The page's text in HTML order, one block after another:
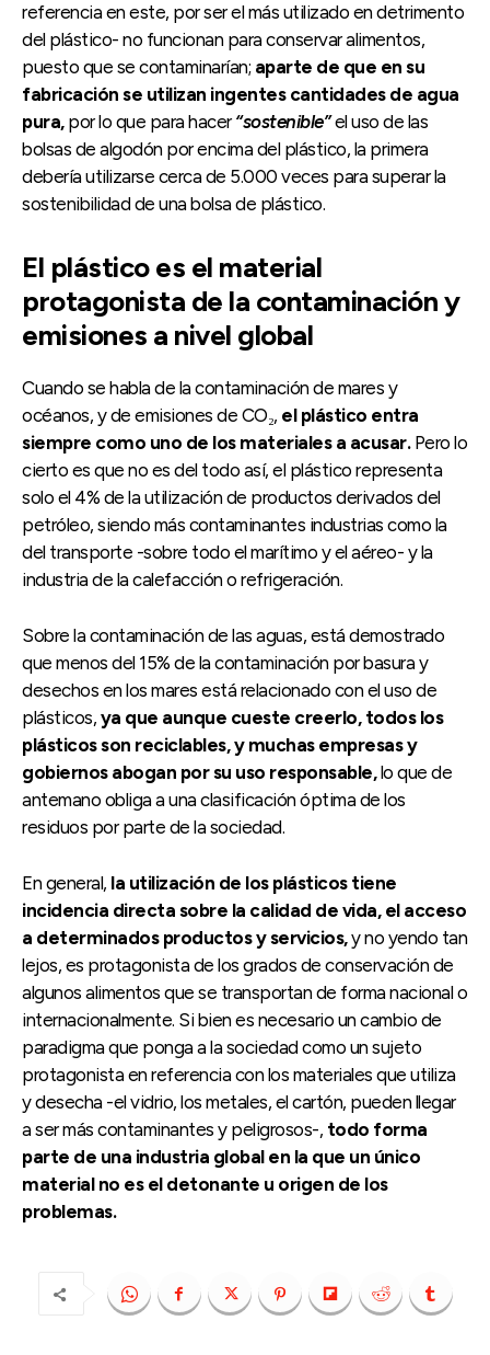
referencia en este, por ser el más utilizado en detrimento
del plástico- no funcionan para conservar alimentos,
puesto que se contaminarían; aparte de que en su
fabricación se utilizan ingentes cantidades de agua
pura,por lo que para hacer“sostenible”el uso de las
bolsas de algodón por encima del plástico, la primera
debería utilizarse cerca de 5.000 veces para superar la
sostenibilidad de una bolsa de plástico.
El plástico es el material
protagonista de la contaminación y
emisiones a nivel global
Cuando se habla de la contaminación de mares y
océanos, y de emisiones de CO₂, el plástico entra
siempre como uno de los materiales a acusar.Pero lo
cierto es que no es del todo así, el plástico representa
solo el 4% de la utilización de productos derivados del
petróleo, siendo más contaminantes industrias como la
del transporte -sobre todo el marítimo y el aéreo- y la
industria de la calefacción o refrigeración.
Sobre la contaminación de las aguas, está demostrado
que menos del 15% de la contaminación por basura y
desechos en los mares está relacionado con el uso de
plásticos, ya que aunque cueste creerlo, todos los
plásticos son reciclables, y muchas empresas y
gobiernos abogan por su uso responsable,lo que de
antemano obliga a una clasificación óptima de los
residuos por parte de la sociedad.
En general, la utilización de los plásticos tiene
incidencia directa sobre la calidad de vida, el acceso
a determinados productos y servicios,y no yendo tan
lejos, es protagonista de los grados de conservación de
algunos alimentos que se transportan de forma nacional o
internacionalmente. Si bien es necesario un cambio de
paradigma que ponga a la sociedad como un sujeto
protagonista en referencia con los materiales que utiliza
y desecha -el vidrio, los metales, el cartón, pueden llegar
a ser más contaminantes y peligrosos-, todo forma
parte de una industria global en la que un único
material no es el detonante u origen de los
problemas.